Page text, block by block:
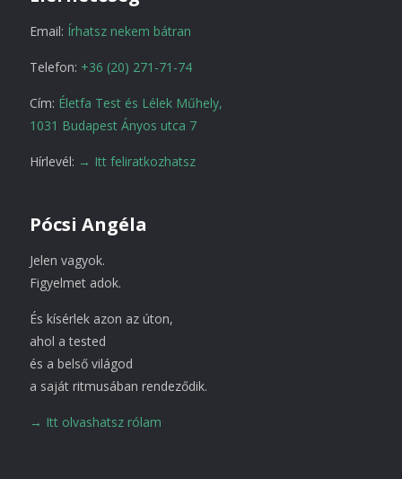
Email: Írhatsz nekem bátran
Telefon: +36 (20) 271-71-74
Cím: Életfa Test és Lélek Műhely,
1031 Budapest Ányos utca 7
Hírlevél: → Itt feliratkozhatsz
Pócsi Angéla
Jelen vagyok.
Figyelmet adok.
És kísérlek azon az úton,
ahol a tested
és a belső világod
a saját ritmusában rendeződik.
→ Itt olvashatsz rólam